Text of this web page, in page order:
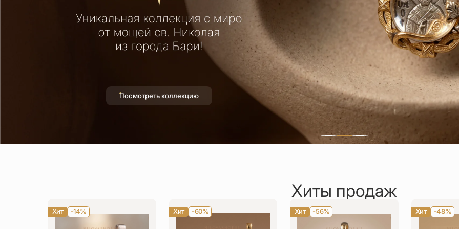
Посмотреть коллекцию
Хиты продаж
Хит -14% Хит -60% Хит -56% Хит -48%